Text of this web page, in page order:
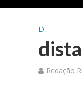
D
Redação